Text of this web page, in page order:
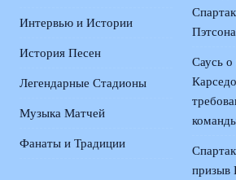
Интервью и Истории
История Песен
Легендарные Стадионы
Музыка Матчей
Фанаты и Традиции
Саусь о
призыв